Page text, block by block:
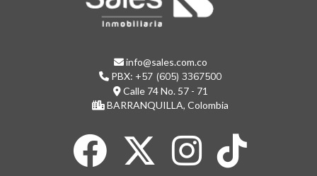
info@sales.com.co
PBX: +57 (605) 3367500
Calle 74 No. 57 - 71
BARRANQUILLA, Colombia